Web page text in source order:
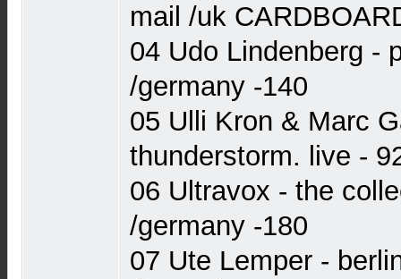
mail /uk
04 Udo Lindenberg -
/germany -140
05 Ulli Kron & Marc
thunderstorm. live -
06 Ultravox - the
/germany -180
07 Ute Lemper -